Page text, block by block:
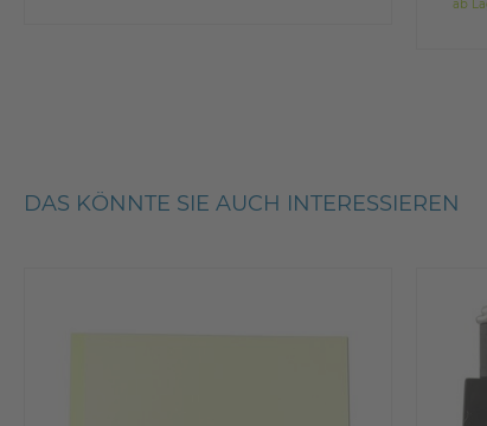
ab
DAS KÖNNTE SIE AUCH INTERESSIEREN